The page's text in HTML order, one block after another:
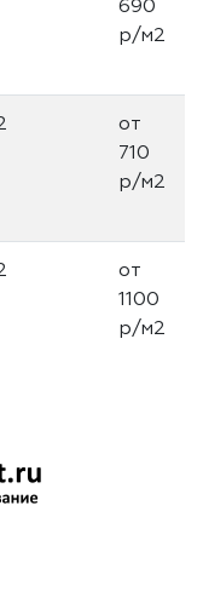
690
р/м2
от
710
р/м2
от
1100
р/м2